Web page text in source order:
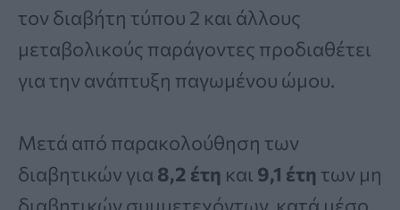
τον διαβήτη τύπου 2 και άλλους
μεταβολικούς παράγοντες προδιαθέτει
για την ανάπτυξη παγωμένου ώμου.
Μετά από παρακολούθηση των
διαβητικών για 8,2 έτη και 9,1 έτη των μη